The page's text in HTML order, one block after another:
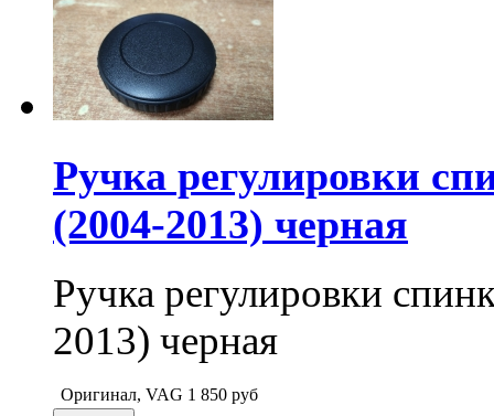
Ручка регулировки
(2004-2013) черная
Ручка регулировки
2013) черная
Оригинал, VAG 1 850 руб